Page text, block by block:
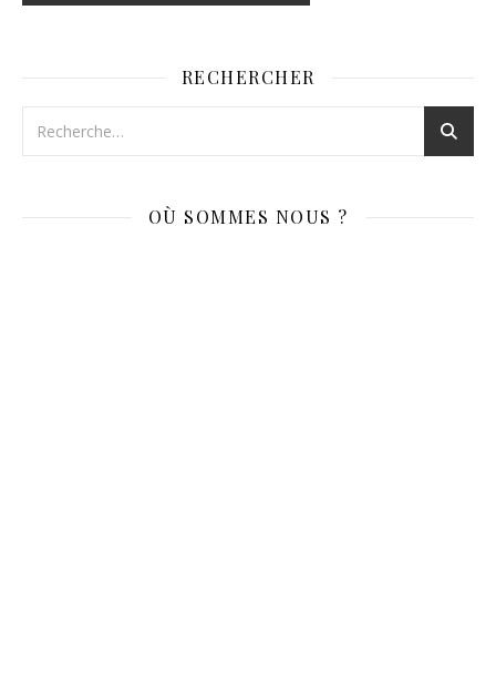
RECHERCHER
OÙ SOMMES NOUS ?